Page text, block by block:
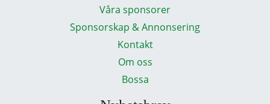
Våra sponsorer
Sponsorskap & Annonsering
Kontakt
Om oss
Bossa